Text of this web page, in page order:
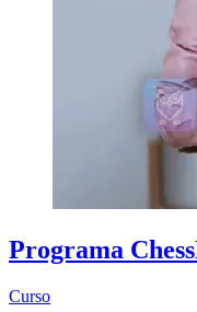
Programa
Curso